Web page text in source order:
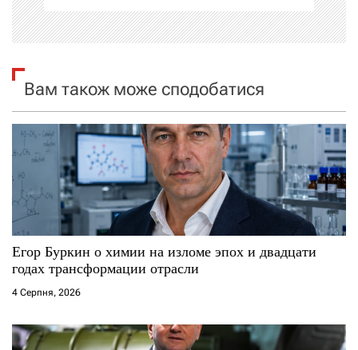
ц
і
я
з
а
п
и
с
і
в
Вам також може сподобатися
Егор Буркин о химии на изломе эпох и двадцати
годах трансформации отрасли
4 Серпня, 2026